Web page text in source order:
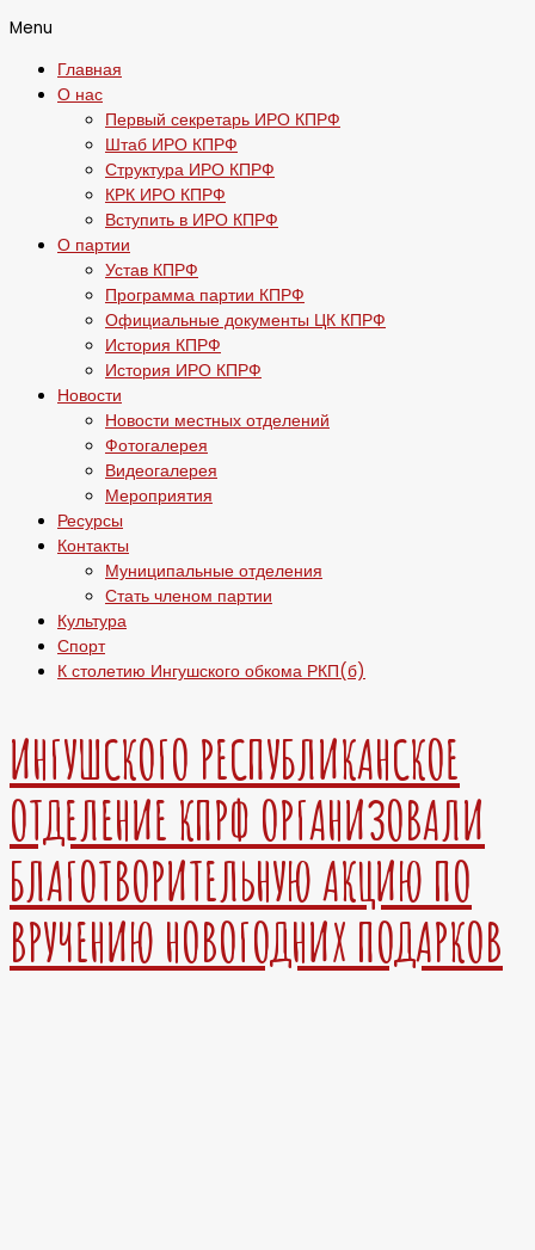
Menu
Главная
О нас
Первый секретарь ИРО КПРФ
Штаб ИРО КПРФ
Структура ИРО КПРФ
КРК ИРО КПРФ
Вступить в ИРО КПРФ
О партии
Устав КПРФ
Программа партии КПРФ
Официальные документы ЦК КПРФ
История КПРФ
История ИРО КПРФ
Новости
Новости местных отделений
Фотогалерея
Видеогалерея
Мероприятия
Ресурсы
Контакты
Муниципальные отделения
Стать членом партии
Культура
Спорт
К столетию Ингушского обкома РКП(б)
ИНГУШСКОГО РЕСПУБЛИКАНСКОЕ
ОТДЕЛЕНИЕ КПРФ ОРГАНИЗОВАЛИ
БЛАГОТВОРИТЕЛЬНУЮ АКЦИЮ ПО
ВРУЧЕНИЮ НОВОГОДНИХ ПОДАРКОВ